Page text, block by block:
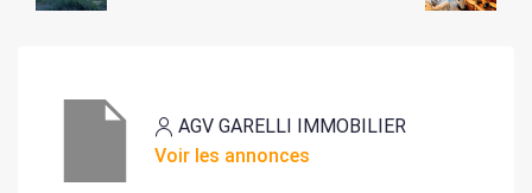
AGV GARELLI IMMOBILIER
Voir les annonces